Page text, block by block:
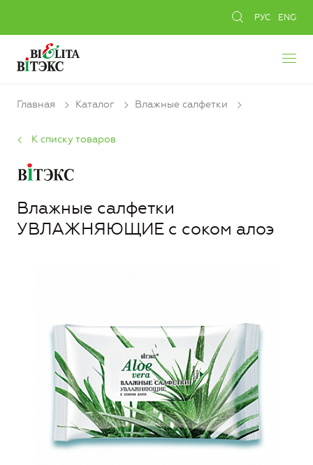
РУС ENG
Главная Каталог Влажные салфетки
К списку товаров
Влажные салфетки
УВЛАЖНЯЮЩИЕ с соком алоэ